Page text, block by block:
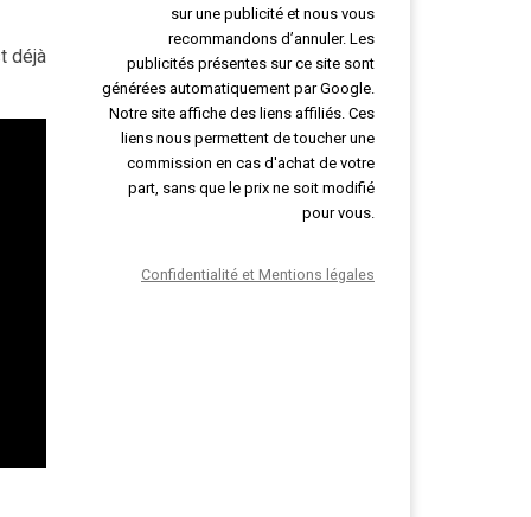
déjà
sur une publicité et nous vous
recommandons d’annuler. Les
publicités présentes sur ce site sont
générées automatiquement par Google.
Notre site affiche des liens affiliés. Ces
liens nous permettent de toucher une
commission en cas d'achat de votre
part, sans que le prix ne soit modifié
pour vous.
Confidentialité et Mentions légales